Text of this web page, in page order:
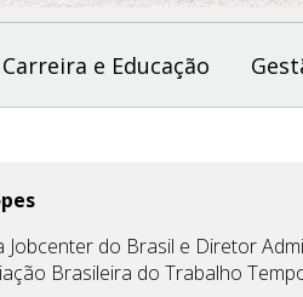
Carreira e Educação
Jobcenter do Brasil e Diretor
Brasileira do Trabalho